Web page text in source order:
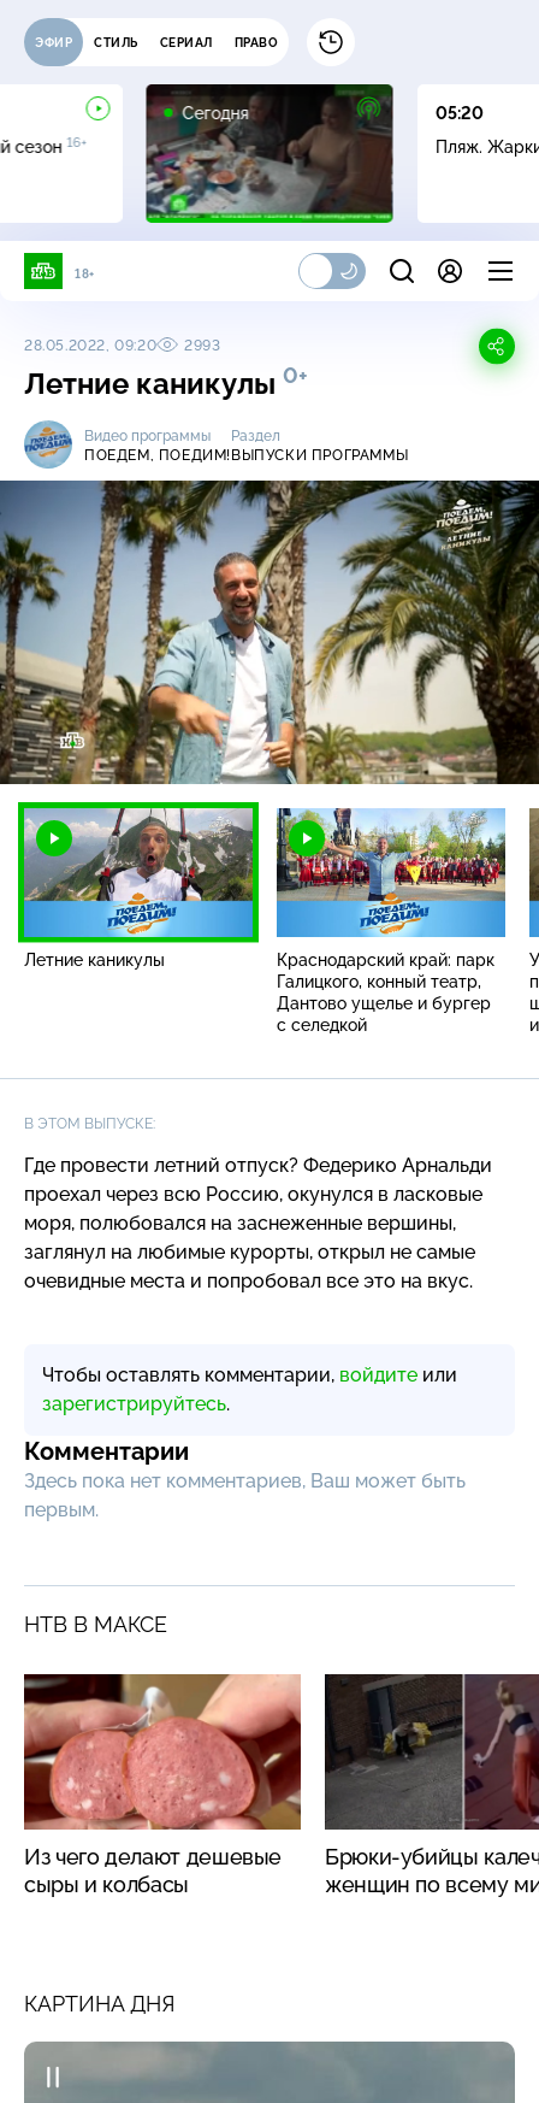
ЭФИР СТИЛЬ СЕРИАЛ ПРАВО
сезон 16+
Сегодня
05:20
Пляж.
18+
28.05.2022, 09:20 2993
Летние каникулы 0+
Видео программы
ПОЕДЕМ, ПОЕДИМ!
Раздел
ВЫПУСКИ ПРОГРАММЫ
/
Загрузка:
2.15%
Летние каникулы
Краснодарский край: парк
Галицкого, конный театр,
Дантово ущелье и бургер
с селедкой
В ЭТОМ ВЫПУСКЕ:
Где провести летний отпуск? Федерико Арнальди
проехал через всю Россию, окунулся в ласковые
моря, полюбовался на заснеженные вершины,
заглянул на любимые курорты, открыл не самые
очевидные места и попробовал все это на вкус.
Чтобы оставлять комментарии, войдите или
зарегистрируйтесь.
Комментарии
Здесь пока нет комментариев, Ваш может быть
первым.
НТВ В МАКСЕ
Из чего делают дешевые
сыры и колбасы
Брюки-убийцы
женщин по всему
КАРТИНА ДНЯ